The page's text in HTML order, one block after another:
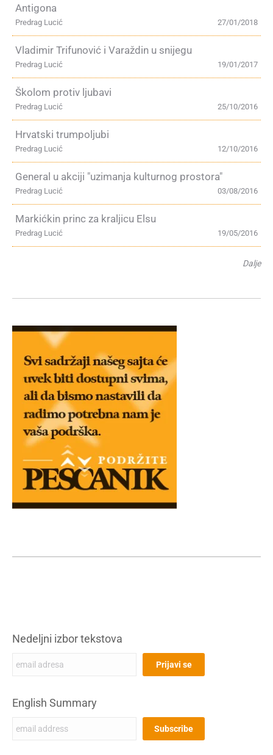
Antigona
27/01/2018
Predrag Lucić
Vladimir Trifunović i Varaždin u snijegu
19/01/2017
Predrag Lucić
Školom protiv ljubavi
25/10/2016
Predrag Lucić
Hrvatski trumpoljubi
12/10/2016
Predrag Lucić
General u akciji "uzimanja kulturnog prostora"
03/08/2016
Predrag Lucić
Markićkin princ za kraljicu Elsu
19/05/2016
Predrag Lucić
Dalje
Nedeljni izbor tekstova
English Summary